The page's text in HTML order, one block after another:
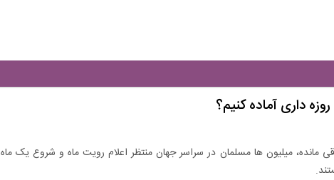
داری آماده کنیم؟
مانده، میلیون ها مسلمان در سراسر جهان منتظر اعلام رویت ماه و شروع یک ماه